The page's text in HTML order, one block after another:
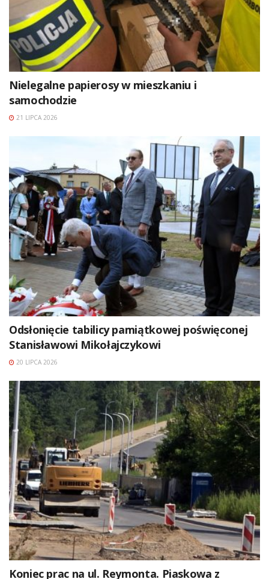
Nielegalne papierosy w mieszkaniu i
samochodzie
21 LIPCA 2026
Odsłonięcie tabilicy pamiątkowej poświęconej
Stanisławowi Mikołajczykowi
20 LIPCA 2026
Koniec prac na ul. Reymonta. Piaskowa z